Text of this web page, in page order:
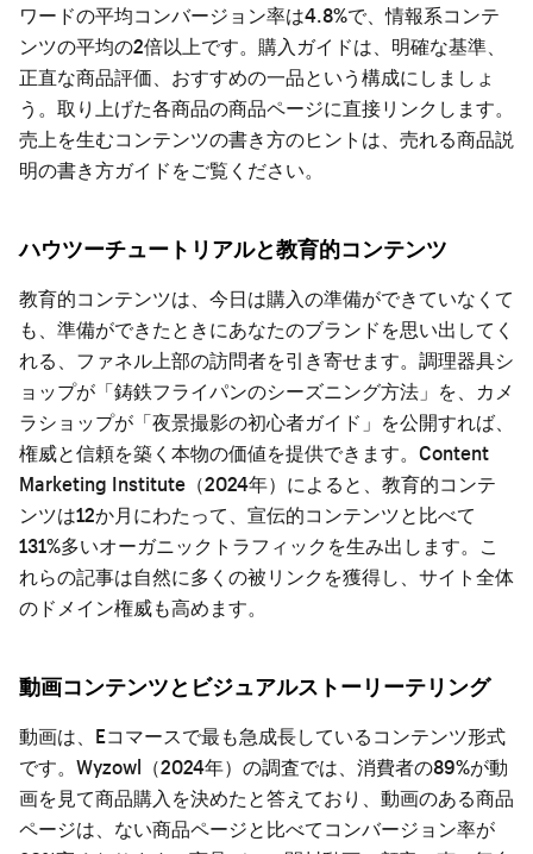
ワードの平均コンバージョン率は4.8%で、情報系コンテ
ンツの平均の2倍以上です。購入ガイドは、明確な基準、
正直な商品評価、おすすめの一品という構成にしましょ
う。取り上げた各商品の商品ページに直接リンクします。
売上を生むコンテンツの書き方のヒントは、 売れる商品説
明の書き方ガイドをご覧ください。
ハウツーチュートリアルと教育的コンテンツ
教育的コンテンツは、今日は購入の準備ができていなくて
も、準備ができたときにあなたのブランドを思い出してく
れる、ファネル上部の訪問者を引き寄せます。調理器具シ
ョップが「鋳鉄フライパンのシーズニング方法」を、カメ
ラショップが「夜景撮影の初心者ガイド」を公開すれば、
権威と信頼を築く本物の価値を提供できます。Content
Marketing Institute（2024年）によると、教育的コンテ
ンツは12か月にわたって、宣伝的コンテンツと比べて
131%多いオーガニックトラフィックを生み出します。こ
れらの記事は自然に多くの被リンクを獲得し、サイト全体
のドメイン権威も高めます。
動画コンテンツとビジュアルストーリーテリング
動画は、Eコマースで最も急成長しているコンテンツ形式
です。Wyzowl（2024年）の調査では、消費者の89%が動
画を見て商品購入を決めたと答えており、動画のある商品
ページは、ない商品ページと比べてコンバージョン率が